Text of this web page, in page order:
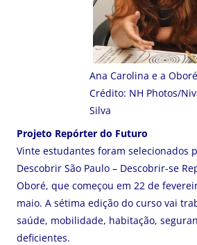
Ana Carolina e a Oboré
Crédito: NH Photos/
Silva
Projeto Repórter do Futuro
Vinte estudantes foram selecionados
Descobrir São Paulo – Descobrir-se
Oboré, que começou em 22 de
maio. A sétima edição do curso vai
saúde, mobilidade, habitação,
deficientes.